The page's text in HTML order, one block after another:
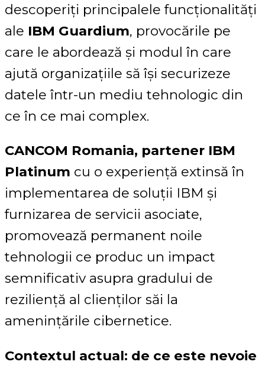
descoperiți principalele funcționalități
ale IBM Guardium, provocările pe
care le abordează și modul în care
ajută organizațiile să își securizeze
datele într-un mediu tehnologic din
ce în ce mai complex.
CANCOM Romania, partener IBM
Platinum cu o experiență extinsă în
implementarea de soluții IBM și
furnizarea de servicii asociate,
promovează permanent noile
tehnologii ce produc un impact
semnificativ asupra gradului de
reziliență al clienților săi la
amenințările cibernetice.
Contextul actual: de ce este nevoie